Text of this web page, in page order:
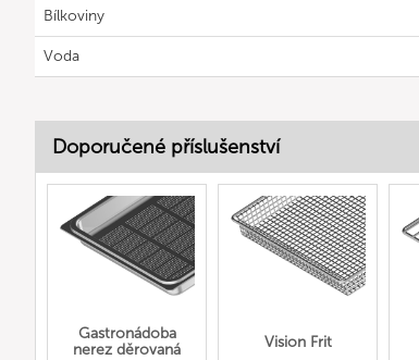
Bílkoviny
Voda
Doporučené příslušenství
Gastronádoba
nerez děrovaná
Vision Frit